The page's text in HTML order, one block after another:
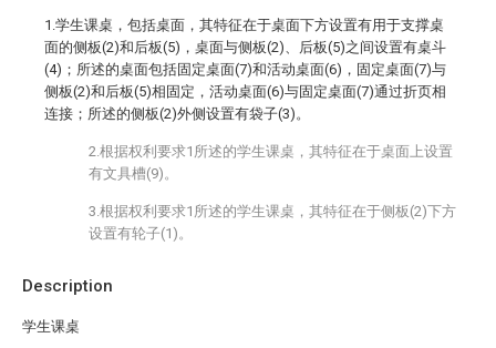
Description
学生课桌
1.学生课桌，包括桌面，其特征在于桌面下方设置有用于支撑桌
面的侧板(2)和后板(5)，桌面与侧板(2)、后板(5)之间设置有桌斗
(4)；所述的桌面包括固定桌面(7)和活动桌面(6)，固定桌面(7)与
侧板(2)和后板(5)相固定，活动桌面(6)与固定桌面(7)通过折页相
连接；所述的侧板(2)外侧设置有袋子(3)。
2.根据权利要求1所述的学生课桌，其特征在于桌面上设置
有文具槽(9)。
3.根据权利要求1所述的学生课桌，其特征在于侧板(2)下方
设置有轮子(1)。